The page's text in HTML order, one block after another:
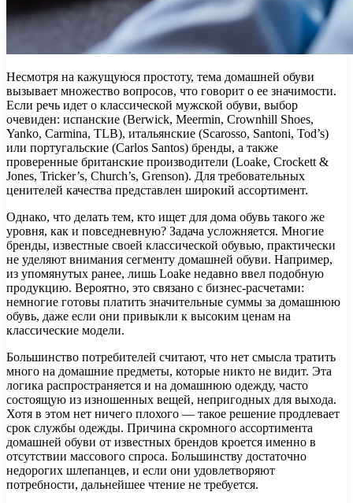
Несмотря на кажущуюся простоту, тема домашней обуви
вызывает множество вопросов, что говорит о ее значимости.
Если речь идет о классической мужской обуви, выбор
очевиден: испанские (Berwick, Meermin, Crownhill Shoes,
Yanko, Carmina, TLB), итальянские (Scarosso, Santoni, Tod’s)
или португальские (Carlos Santos) бренды, а также
проверенные британские производители (Loake, Crockett &
Jones, Tricker’s, Church’s, Grenson). Для требовательных
ценителей качества представлен широкий ассортимент.
Однако, что делать тем, кто ищет для дома обувь такого же
уровня, как и повседневную? Задача усложняется. Многие
бренды, известные своей классической обувью, практически
не уделяют внимания сегменту домашней обуви. Например,
из упомянутых ранее, лишь Loake недавно ввел подобную
продукцию. Вероятно, это связано с бизнес-расчетами:
немногие готовы платить значительные суммы за домашнюю
обувь, даже если они привыкли к высоким ценам на
классические модели.
Большинство потребителей считают, что нет смысла тратить
много на домашние предметы, которые никто не видит. Эта
логика распространяется и на домашнюю одежду, часто
состоящую из изношенных вещей, непригодных для выхода.
Хотя в этом нет ничего плохого — такое решение продлевает
срок службы одежды. Причина скромного ассортимента
домашней обуви от известных брендов кроется именно в
отсутствии массового спроса. Большинству достаточно
недорогих шлепанцев, и если они удовлетворяют
потребности, дальнейшее чтение не требуется.